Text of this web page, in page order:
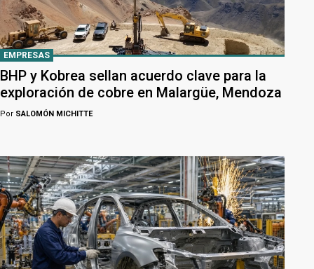
EMPRESAS
BHP y Kobrea sellan acuerdo clave para la
exploración de cobre en Malargüe, Mendoza
Por SALOMÓN MICHITTE